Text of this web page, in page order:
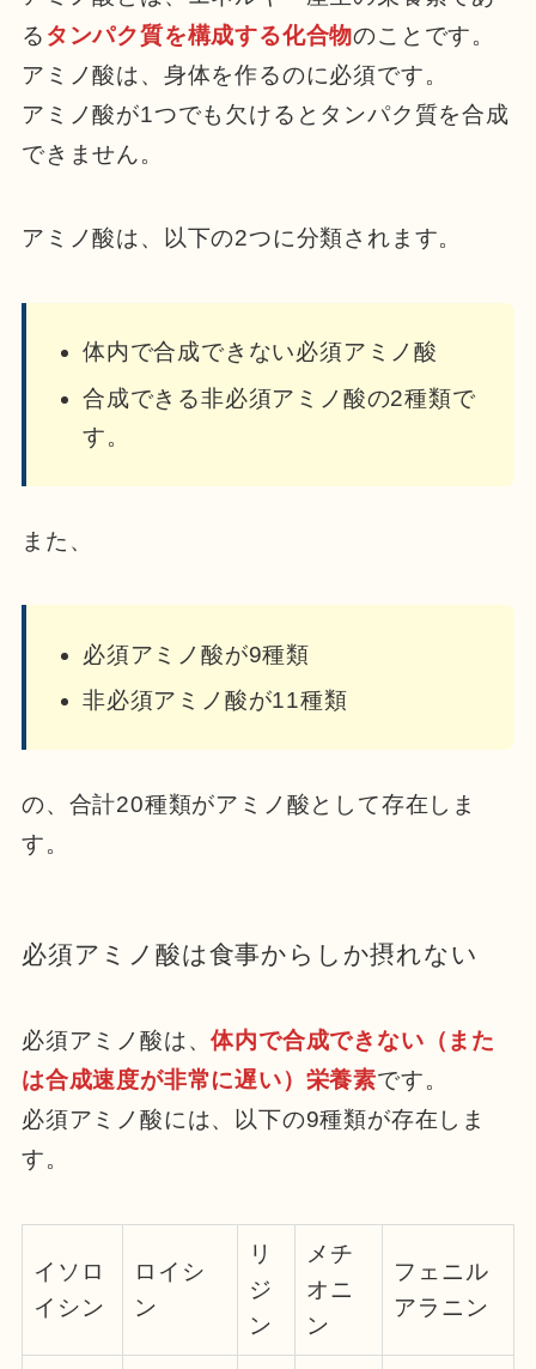
る タンパク質を構成する化合物のことです。
アミノ酸は、身体を作るのに必須です。
アミノ酸が1つでも欠けるとタンパク質を合成
できません。
アミノ酸は、以下の2つに分類されます。
体内で合成できない必須アミノ酸
合成できる非必須アミノ酸の2種類で
す。
また、
必須アミノ酸が9種類
非必須アミノ酸が11種類
の、合計20種類がアミノ酸として存在しま
す。
必須アミノ酸は食事からしか摂れない
必須アミノ酸は、体内で合成できない（また
は合成速度が非常に遅い）栄養素です。
必須アミノ酸には、以下の9種類が存在しま
す。
イソロ
イシン
ロイシ
ン
リ
ジ
ン
メチ
オニ
ン
フェニル
アラニン